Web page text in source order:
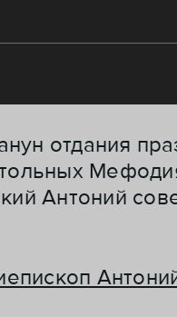
отдания
Антоний